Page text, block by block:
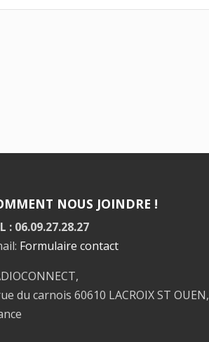
NOUS JOINDRE !
: 06.09.27.28.27
Formulaire contact
du carnois 60610 LACROIX ST OUEN,